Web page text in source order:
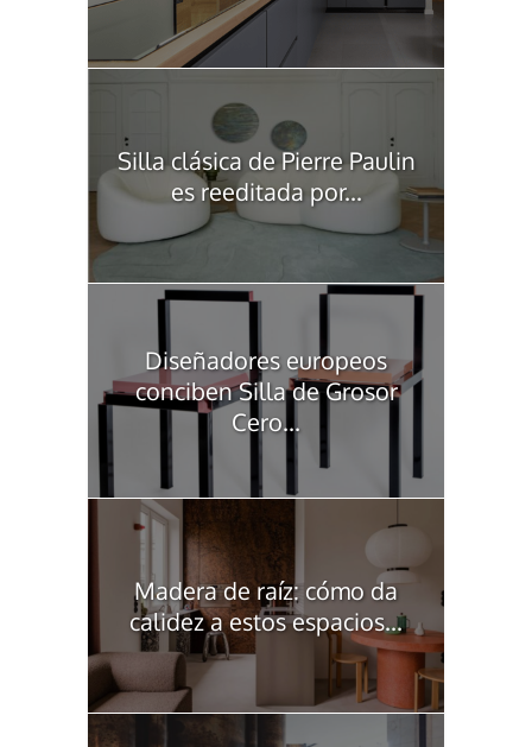
Silla clásica de Pierre Paulin
es reeditada por...
Diseñadores europeos
conciben Silla de Grosor
Cero...
Madera de raíz: cómo da
calidez a estos espacios...